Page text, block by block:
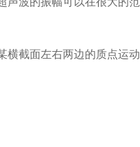
面左右两边的质点运动